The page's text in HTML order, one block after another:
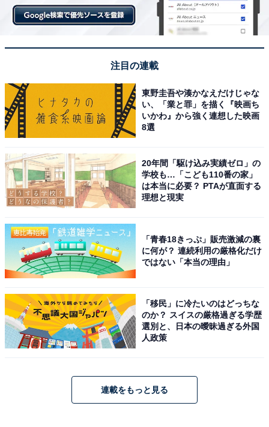
注目の連載
東野圭吾や湊かなえだけじゃな
い、「業と罪」を描く『映画ち
いかわ』から強く連想した映画
8選
20年間「駆け込み実績ゼロ」の
学校も…「こども110番の家」
は本当に必要？ PTAが直面する
理想と現実
「青春18きっぷ」販売激減の裏
に何が？ 連続利用の厳格化だけ
ではない「本当の理由」
「移民」に冷たいのはどっちな
のか？ スイスの厳格過ぎる学歴
選別と、日本の曖昧過ぎる外国
人政策
連載をもっと見る